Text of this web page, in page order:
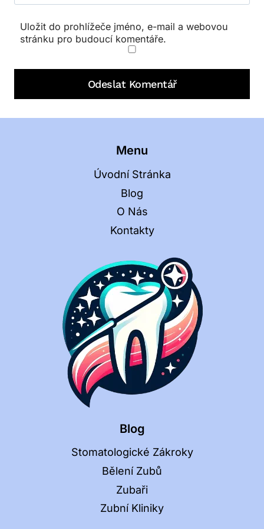
Uložit do prohlížeče jméno, e-mail a webovou
stránku pro budoucí komentáře.
Menu
Úvodní Stránka
Blog
O Nás
Kontakty
Blog
Stomatologické Zákroky
Bělení Zubů
Zubaři
Zubní Kliniky